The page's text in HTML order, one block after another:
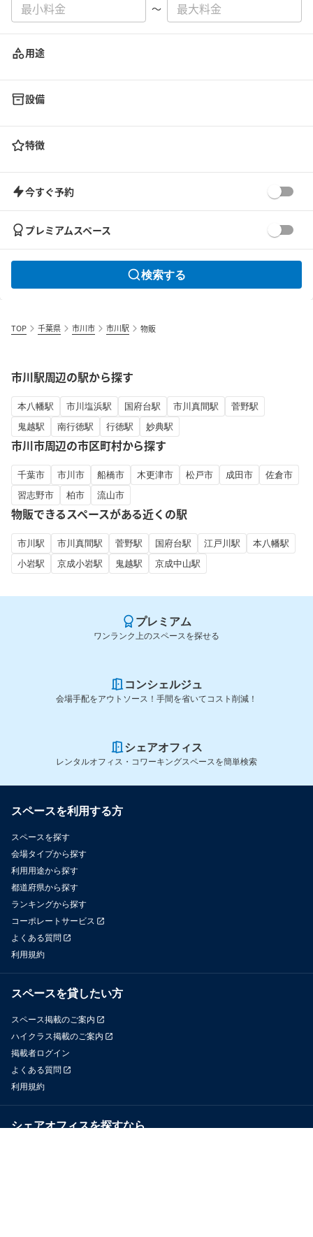
〜
用途
設備
特徴
今すぐ予約
プレミアムスペース
検索する
TOP 千葉県 市川市 市川駅 物販
市川駅周辺の駅から探す
本八幡駅 市川塩浜駅 国府台駅 市川真間駅
菅野駅
鬼越駅
南行徳駅 行徳駅 妙典駅
市川市周辺の市区町村から探す
千葉市 市川市 船橋市 木更津市 松戸市 成田市
佐倉市
習志野市
柏市 流山市
物販できるスペースがある近くの駅
市川駅 市川真間駅 菅野駅 国府台駅 江戸川駅
本八幡駅
小岩駅
京成小岩駅 鬼越駅 京成中山駅
プレミアム
ワンランク上のスペースを探せる
コンシェルジュ
会場手配をアウトソース！手間を省いてコスト削減！
シェアオフィス
レンタルオフィス・コワーキングスペースを簡単検索
スペースを利用する方
スペースを探す
会場タイプから探す
利用用途から探す
都道府県から探す
ランキングから探す
コーポレートサービス
よくある質問
利用規約
スペースを貸したい方
スペース掲載のご案内
ハイクラス掲載のご案内
掲載者ログイン
よくある質問
利用規約
シェアオフィスを探すなら